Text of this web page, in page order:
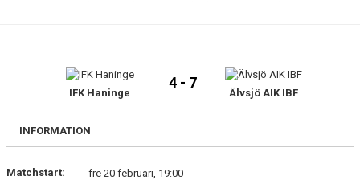
BILDGALLERI
DOKUMENT
IFK Haninge
4 - 7
Älvsjö AIK IBF
INFORMATION
Matchstart:
fre 20 februari, 19:00